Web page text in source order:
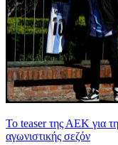
Το teaser της ΑΕΚ για
αγωνιστικής σεζόν